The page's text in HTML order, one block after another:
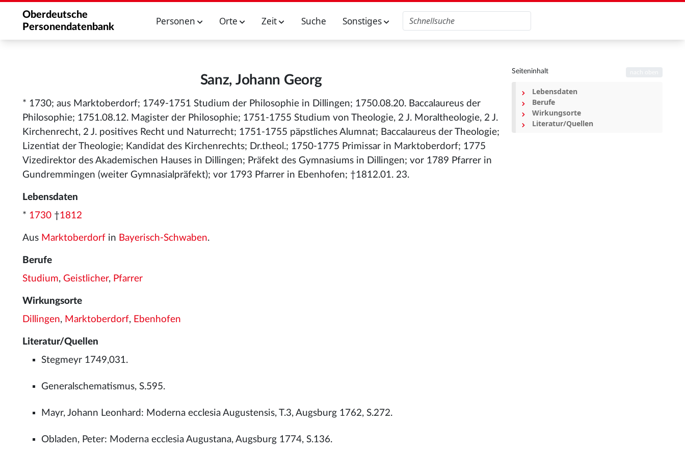
Oberdeutsche
Personendatenbank
Personen Orte Zeit Suche Sonstiges
Sanz, Johann Georg
* 1730; aus Marktoberdorf; 1749-1751 Studium der Philosophie in Dillingen; 1750.08.20. Baccalaureus der
Philosophie; 1751.08.12. Magister der Philosophie; 1751-1755 Studium von Theologie, 2 J. Moraltheologie, 2 J.
Kirchenrecht, 2 J. positives Recht und Naturrecht; 1751-1755 päpstliches Alumnat; Baccalaureus der Theologie;
Lizentiat der Theologie; Kandidat des Kirchenrechts; Dr.theol.; 1750-1775 Primissar in Marktoberdorf; 1775
Vizedirektor des Akademischen Hauses in Dillingen; Präfekt des Gymnasiums in Dillingen; vor 1789 Pfarrer in
Gundremmingen (weiter Gymnasialpräfekt); vor 1793 Pfarrer in Ebenhofen; †1812.01. 23.
Lebensdaten
* 1730 †1812
Aus Marktoberdorf in Bayerisch-Schwaben.
Berufe
Studium, Geistlicher, Pfarrer
Wirkungsorte
Dillingen, Marktoberdorf, Ebenhofen
Literatur/Quellen
Stegmeyr 1749,031.
Generalschematismus, S.595.
Mayr, Johann Leonhard: Moderna ecclesia Augustensis, T.3, Augsburg 1762, S.272.
Obladen, Peter: Moderna ecclesia Augustana, Augsburg 1774, S.136.
Seiteninhalt
Lebensdaten
Berufe
Wirkungsorte
Literatur/Quellen